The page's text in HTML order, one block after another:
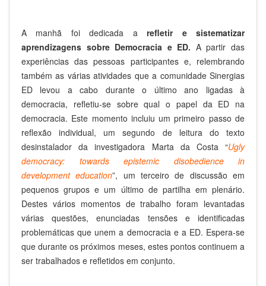
A manhã foi dedicada arefletir e sistematizar
aprendizagens sobre Democracia e ED. A partir das
experiências das pessoas participantes e, relembrando
também as várias atividades que a comunidade Sinergias
ED levou a cabo durante o último ano ligadas à
democracia, refletiu-se sobre qual o papel da ED na
democracia. Este momento incluiu um primeiro passo de
reflexão individual, um segundo de leitura do texto
desinstalador da investigadora Marta da Costa “Ugly
democracy: towards epistemic disobedience in
development education”, um terceiro de discussão em
pequenos grupos e um último de partilha em plenário.
Destes vários momentos de trabalho foram levantadas
várias questões, enunciadas tensões e identificadas
problemáticas que unem a democracia e a ED. Espera-se
que durante os próximos meses, estes pontos continuem a
ser trabalhados e refletidos em conjunto.